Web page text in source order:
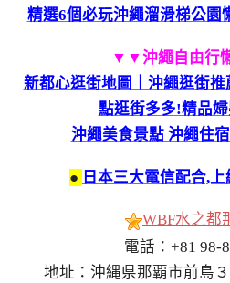
精選6個必玩沖繩溜滑梯公園
▼▼沖繩自由行
新都心逛街地圖｜沖繩逛街
點逛街多多!精品
沖繩美食景點 沖繩住
● 日本三大電信配合,
WBF水之都
電話：+81 98-
地址：沖縄県那覇市前島